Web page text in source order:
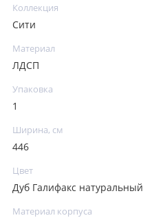
Коллекция
Сити
Материал
ЛДСП
Упаковка
1
Ширина, см
446
Цвет
Дуб Галифакс натуральный
Материал корпуса